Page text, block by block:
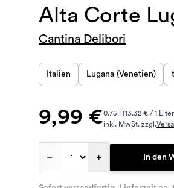
Alta Corte
Cantina Delibori
Italien Lugana (Venetien)
9,99 €0.75 l (13.32 € / 1
inkl. MwSt. zzgl.
– + In den